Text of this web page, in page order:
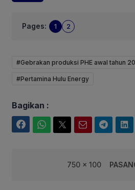
Pages: 1 2
#Gebrakan produksi PHE awal tahun
#Pertamina Hulu Energy
Bagikan :
750 x 100